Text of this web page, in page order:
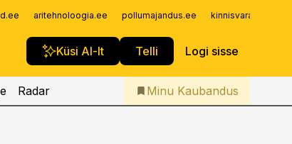
aritehnoloogia.ee pollumajandus.ee
Küsi AI-lt Telli Logi sisse
Iseteenindus
Telli Kaubandus
Radar Minu Kaubandus